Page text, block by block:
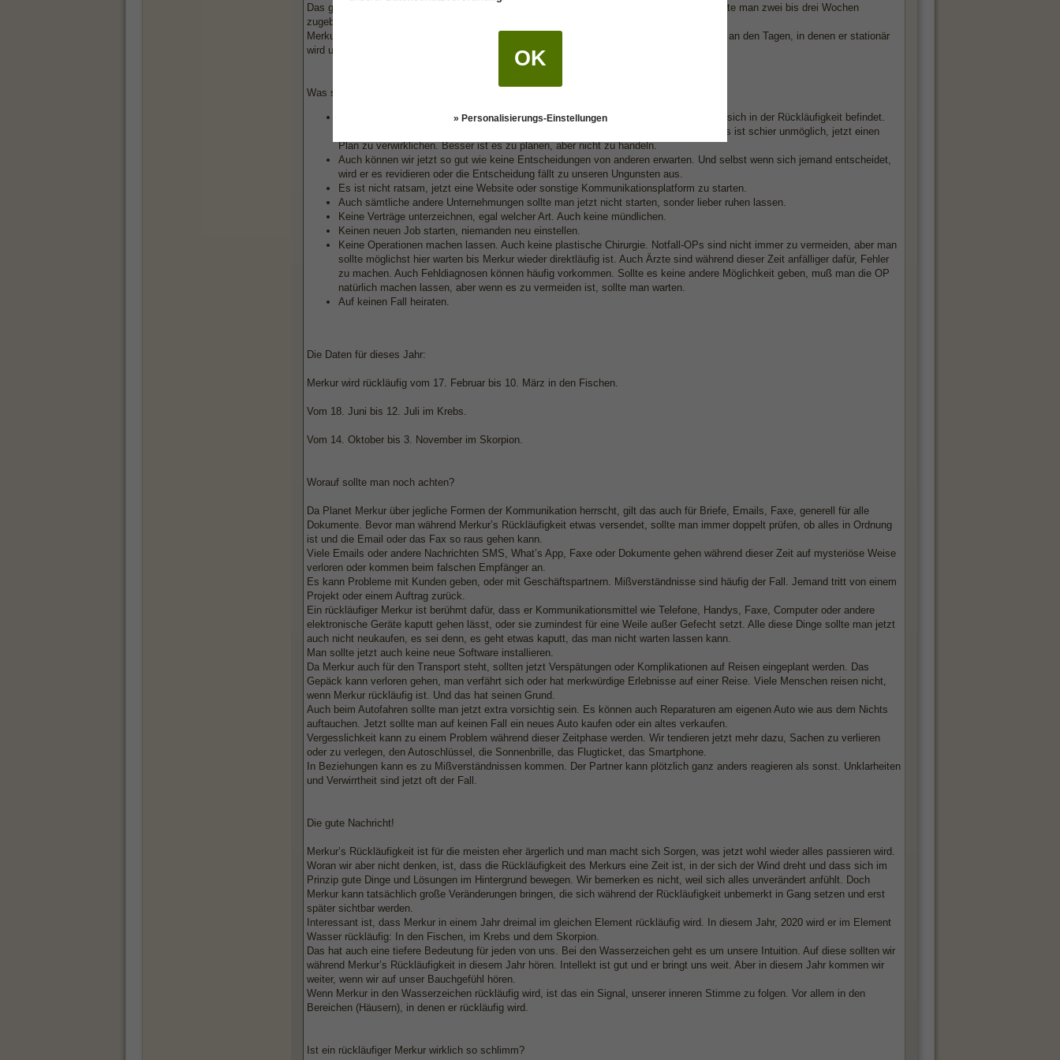
Das gleiche gilt natürlich auch für die Zeit nachdem Merkur wieder direkt läuft. Auch hier sollte man zwei bis drei Wochen
zugeben. Warten ist hier immer die bessere Option.
Merkur’s Rückläufigkeit ist in der Tat am stärksten wenn er seine Richtung ändert, und zwar an den Tagen, in denen er stationär
wird und dann rückläufig, bzw. wieder direktläufig wird.
Was sollte man nicht tun
Man sollte keine wichtigen Entscheidungen oder Schritte unternehmen, wenn Merkur sich in der Rückläufigkeit befindet.
Während dieser Perioden wird nichts was man jetzt in Gang setzt, erfolgreich sein. Es ist schier unmöglich, jetzt einen
Plan zu verwirklichen. Besser ist es zu planen, aber nicht zu handeln.
Auch können wir jetzt so gut wie keine Entscheidungen von anderen erwarten. Und selbst wenn sich jemand entscheidet,
wird er es revidieren oder die Entscheidung fällt zu unseren Ungunsten aus.
Es ist nicht ratsam, jetzt eine Website oder sonstige Kommunikationsplatform zu starten.
Auch sämtliche andere Unternehmungen sollte man jetzt nicht starten, sonder lieber ruhen lassen.
Keine Verträge unterzeichnen, egal welcher Art. Auch keine mündlichen.
Keinen neuen Job starten, niemanden neu einstellen.
Keine Operationen machen lassen. Auch keine plastische Chirurgie. Notfall-OPs sind nicht immer zu vermeiden, aber man
sollte möglichst hier warten bis Merkur wieder direktläufig ist. Auch Ärzte sind während dieser Zeit anfälliger dafür, Fehler
zu machen. Auch Fehldiagnosen können häufig vorkommen. Sollte es keine andere Möglichkeit geben, muß man die OP
natürlich machen lassen, aber wenn es zu vermeiden ist, sollte man warten.
Auf keinen Fall heiraten.
Die Daten für dieses Jahr:
Merkur wird rückläufig vom 17. Februar bis 10. März in den Fischen.
Vom 18. Juni bis 12. Juli im Krebs.
Vom 14. Oktober bis 3. November im Skorpion.
Worauf sollte man noch achten?
Da Planet Merkur über jegliche Formen der Kommunikation herrscht, gilt das auch für Briefe, Emails, Faxe, generell für alle
Dokumente. Bevor man während Merkur’s Rückläufigkeit etwas versendet, sollte man immer doppelt prüfen, ob alles in Ordnung
ist und die Email oder das Fax so raus gehen kann.
Viele Emails oder andere Nachrichten SMS, What’s App, Faxe oder Dokumente gehen während dieser Zeit auf mysteriöse Weise
verloren oder kommen beim falschen Empfänger an.
Es kann Probleme mit Kunden geben, oder mit Geschäftspartnern. Mißverständnisse sind häufig der Fall. Jemand tritt von einem
Projekt oder einem Auftrag zurück.
Ein rückläufiger Merkur ist berühmt dafür, dass er Kommunikationsmittel wie Telefone, Handys, Faxe, Computer oder andere
elektronische Geräte kaputt gehen lässt, oder sie zumindest für eine Weile außer Gefecht setzt. Alle diese Dinge sollte man jetzt
auch nicht neukaufen, es sei denn, es geht etwas kaputt, das man nicht warten lassen kann.
Man sollte jetzt auch keine neue Software installieren.
Da Merkur auch für den Transport steht, sollten jetzt Verspätungen oder Komplikationen auf Reisen eingeplant werden. Das
Gepäck kann verloren gehen, man verfährt sich oder hat merkwürdige Erlebnisse auf einer Reise. Viele Menschen reisen nicht,
wenn Merkur rückläufig ist. Und das hat seinen Grund.
Auch beim Autofahren sollte man jetzt extra vorsichtig sein. Es können auch Reparaturen am eigenen Auto wie aus dem Nichts
auftauchen. Jetzt sollte man auf keinen Fall ein neues Auto kaufen oder ein altes verkaufen.
Vergesslichkeit kann zu einem Problem während dieser Zeitphase werden. Wir tendieren jetzt mehr dazu, Sachen zu verlieren
oder zu verlegen, den Autoschlüssel, die Sonnenbrille, das Flugticket, das Smartphone.
In Beziehungen kann es zu Mißverständnissen kommen. Der Partner kann plötzlich ganz anders reagieren als sonst. Unklarheiten
und Verwirrtheit sind jetzt oft der Fall.
Die gute Nachricht!
Merkur’s Rückläufigkeit ist für die meisten eher ärgerlich und man macht sich Sorgen, was jetzt wohl wieder alles passieren wird.
Woran wir aber nicht denken, ist, dass die Rückläufigkeit des Merkurs eine Zeit ist, in der sich der Wind dreht und dass sich im
Prinzip gute Dinge und Lösungen im Hintergrund bewegen. Wir bemerken es nicht, weil sich alles unverändert anfühlt. Doch
Merkur kann tatsächlich große Veränderungen bringen, die sich während der Rückläufigkeit unbemerkt in Gang setzen und erst
später sichtbar werden.
Interessant ist, dass Merkur in einem Jahr dreimal im gleichen Element rückläufig wird. In diesem Jahr, 2020 wird er im Element
Wasser rückläufig: In den Fischen, im Krebs und dem Skorpion.
Das hat auch eine tiefere Bedeutung für jeden von uns. Bei den Wasserzeichen geht es um unsere Intuition. Auf diese sollten wir
während Merkur’s Rückläufigkeit in diesem Jahr hören. Intellekt ist gut und er bringt uns weit. Aber in diesem Jahr kommen wir
weiter, wenn wir auf unser Bauchgefühl hören.
Wenn Merkur in den Wasserzeichen rückläufig wird, ist das ein Signal, unserer inneren Stimme zu folgen. Vor allem in den
Bereichen (Häusern), in denen er rückläufig wird.
Ist ein rückläufiger Merkur wirklich so schlimm?
OK
» Personalisierungs-Einstellungen